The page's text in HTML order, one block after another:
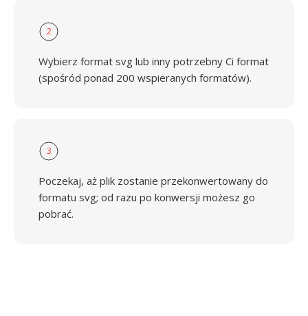
2
Wybierz format svg lub inny potrzebny Ci format
(spośród ponad 200 wspieranych formatów).
3
Poczekaj, aż plik zostanie przekonwertowany do
formatu svg; od razu po konwersji możesz go
pobrać.